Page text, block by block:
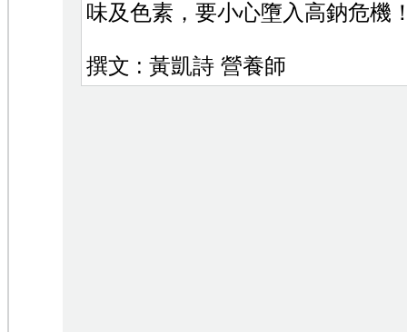
味及色素，要小心墮入高鈉危機
撰文 : 黃凱詩 營養師